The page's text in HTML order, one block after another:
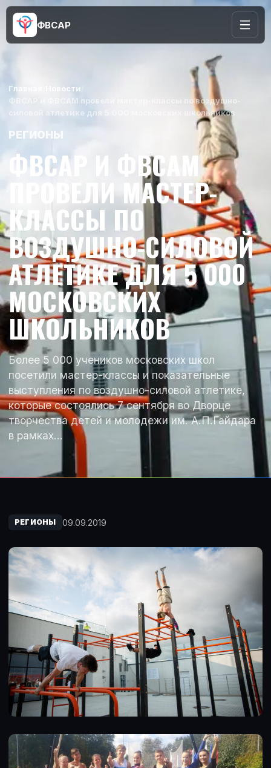
ФВСАР
Главная Новости
ФВСАР и ФВСАМ провели мастер-классы по воздушно-
силовой атлетике для 5 000 московских школьников
РЕГИОНЫ
ФВСАР И ФВСАМ
ПРОВЕЛИ МАСТЕР-
КЛАССЫ ПО
ВОЗДУШНО-СИЛОВОЙ
АТЛЕТИКЕ ДЛЯ 5 000
МОСКОВСКИХ
ШКОЛЬНИКОВ
Более 5 000 учеников московских школ
посетили мастер-классы и показательные
выступления по воздушно-силовой атлетике,
которые состоялись 7 сентября во Дворце
творчества детей и молодежи им. А.П.Гайдара
в рамках…
РЕГИОНЫ 09.09.2019